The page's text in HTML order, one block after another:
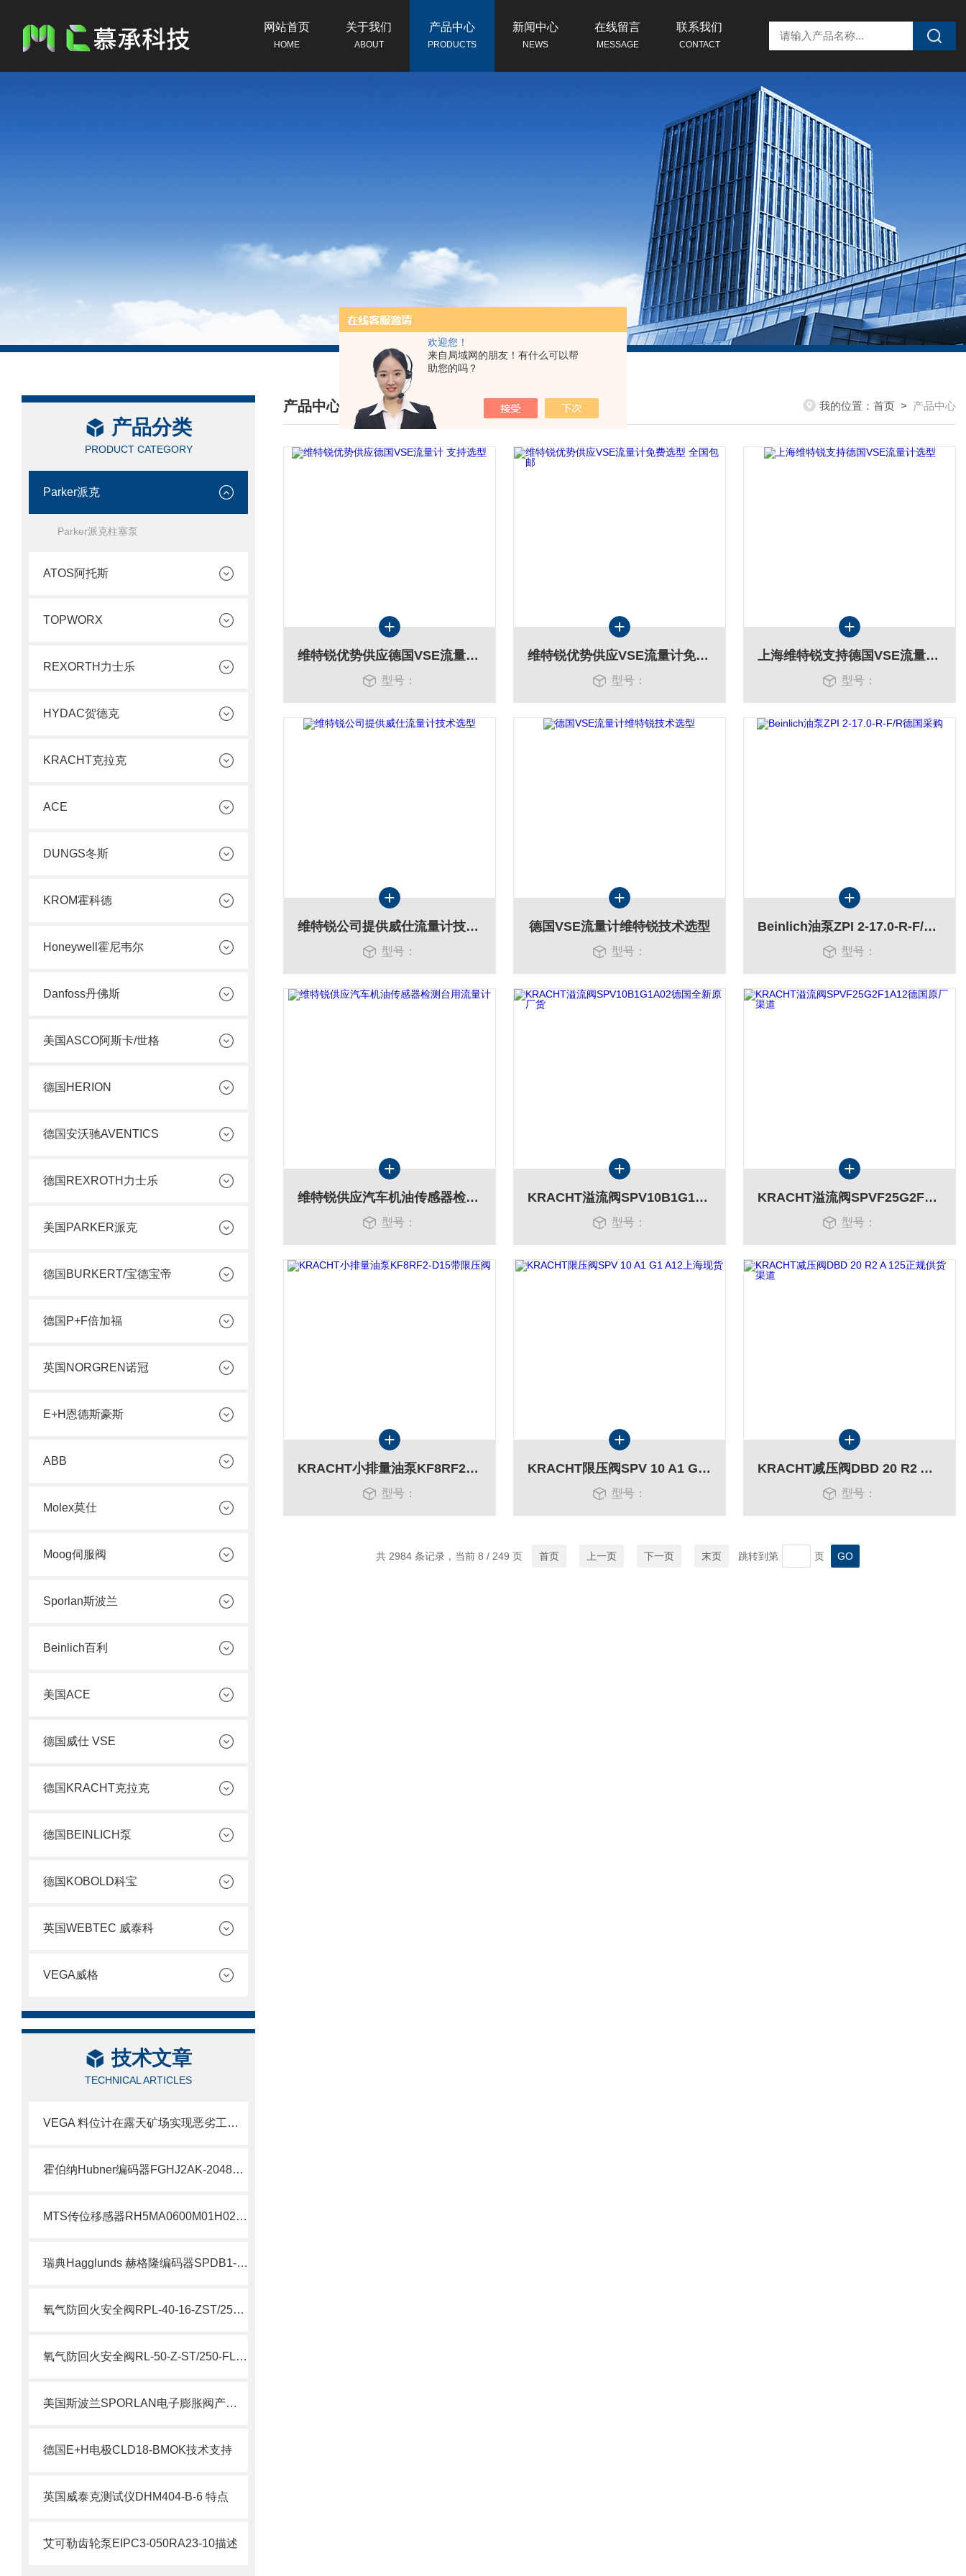
欢迎您！
来自局域网的朋友！有什么可以帮
助您的吗？
网站首页
HOME
关于我们
ABOUT
产品中心
PRODUCTS
新闻中心
NEWS
在线留言
MESSAGE
联系我们
CONTACT
产品分类
PRODUCT CATEGORY
Parker派克
Parker派克柱塞泵
ATOS阿托斯
TOPWORX
REXORTH力士乐
HYDAC贺德克
KRACHT克拉克
ACE
DUNGS冬斯
KROM霍科德
Honeywell霍尼韦尔
Danfoss丹佛斯
美国ASCO阿斯卡/世格
德国HERION
德国安沃驰AVENTICS
德国REXROTH力士乐
美国PARKER派克
德国BURKERT/宝德宝帝
德国P+F倍加福
英国NORGREN诺冠
E+H恩德斯豪斯
ABB
Molex莫仕
Moog伺服阀
Sporlan斯波兰
Beinlich百利
美国ACE
德国威仕 VSE
德国KRACHT克拉克
德国BEINLICH泵
德国KOBOLD科宝
英国WEBTEC 威泰科
VEGA威格
技术文章
TECHNICAL ARTICLES
VEGA 料位计在露天矿场实现恶劣工况下的精准测量
霍伯纳Hubner编码器FGHJ2AK-2048G-90G-NG/16K介绍
MTS传位移感器RH5MA0600M01H021S1011G8现货支持
瑞典Hagglunds 赫格隆编码器SPDB1-1000-BT介绍
氧气防回火安全阀RPL-40-16-ZST/250/FL说明
氧气防回火安全阀RL-50-Z-ST/250-FL参数
美国斯波兰SPORLAN电子膨胀阀产品特点
德国E+H电极CLD18-BMOK技术支持
英国威泰克测试仪DHM404-B-6 特点
艾可勒齿轮泵EIPC3-050RA23-10描述
产品中心
/ PRODUCTS CENTER
我的位置： 首页 > 产品中心
维特锐优势供应德国VSE流量计 支持选型
型号：
维特锐优势供应VSE流量计免费选型 全国包邮
型号：
上海维特锐支持德国VSE流量计选型
型号：
维特锐公司提供威仕流量计技术选型
型号：
德国VSE流量计维特锐技术选型
型号：
Beinlich油泵ZPI 2-17.0-R-F/R德国采购
型号：
维特锐供应汽车机油传感器检测台用流量计
型号：
KRACHT溢流阀SPV10B1G1A02德国全新原厂货
型号：
KRACHT溢流阀SPVF25G2F1A12德国原厂渠道
型号：
KRACHT小排量油泵KF8RF2-D15带限压阀
型号：
KRACHT限压阀SPV 10 A1 G1 A12上海现货
型号：
KRACHT减压阀DBD 20 R2 A 125正规供货渠道
型号：
共 2984 条记录，当前 8 / 249 页 首页 上一页 下一页 末页 跳转到第 页